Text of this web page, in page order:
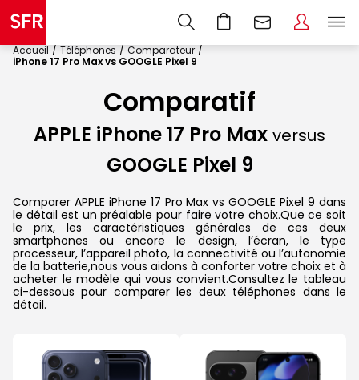
Accueil Téléphones
Comparateur
iPhone 17 Pro Max vs GOOGLE Pixel 9
Comparatif
APPLE iPhone 17 Pro Max versus
GOOGLE Pixel 9
Comparer APPLE iPhone 17 Pro Max vs GOOGLE Pixel 9 dans
le détail est un préalable pour faire votre choix.Que ce soit
le prix, les caractéristiques générales de ces deux
smartphones ou encore le design, l’écran, le type
processeur, l’appareil photo, la connectivité ou l’autonomie
de la batterie,nous vous aidons à conforter votre choix et à
acheter le modèle qui vous convient.Consultez le tableau
ci-dessous pour comparer les deux téléphones dans le
détail.